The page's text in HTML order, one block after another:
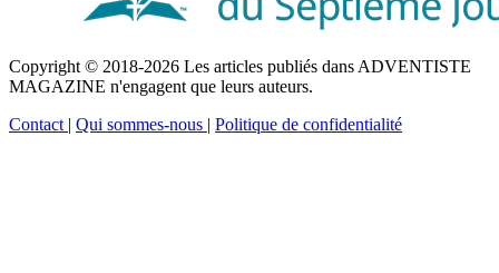
Copyright © 2018-2026 Les articles publiés dans ADVENTISTE
MAGAZINE n'engagent que leurs auteurs.
Contact | Qui sommes-nous | Politique de confidentialité